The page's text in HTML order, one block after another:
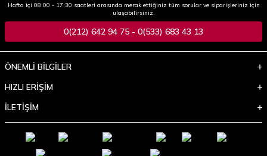
Hafta içi 08:00 - 17:30 saatleri arasında merak ettiğiniz tüm sorular ve siparişleriniz için
ulaşabilirsiniz.
0(212) 642 94 75 - 0(533) 683 43 13
ÖNEMLİ BİLGİLER
HIZLI ERİŞİM
İLETİŞİM